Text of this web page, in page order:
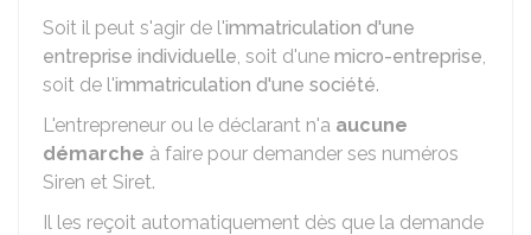
Soit il peut s'agir de l'immatriculation d'une
entreprise individuelle, soit d'une micro-entreprise,
soit de l'immatriculation d'une société.
L'entrepreneur ou le déclarant n'a aucune
démarche à faire pour demander ses numéros
Siren et Siret.
Il les reçoit automatiquement dès que la demande